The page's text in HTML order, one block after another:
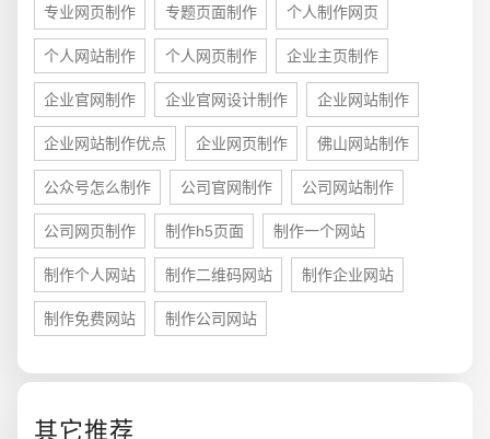
专业网页制作 专题页面制作 个人制作网页
个人网站制作 个人网页制作 企业主页制作
企业官网制作 企业官网设计制作 企业网站制作
企业网站制作优点 企业网页制作 佛山网站制作
公众号怎么制作 公司官网制作 公司网站制作
公司网页制作 制作h5页面 制作一个网站
制作个人网站 制作二维码网站 制作企业网站
制作免费网站 制作公司网站
其它推荐